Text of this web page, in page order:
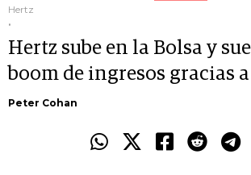
Hertz
.
Hertz sube en la Bolsa y
boom de ingresos gracias
Peter Cohan